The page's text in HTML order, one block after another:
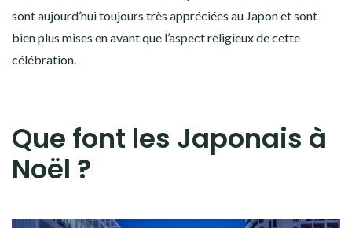
sont aujourd’hui toujours très appréciées au Japon et sont
bien plus mises en avant que l’aspect religieux de cette
célébration.
Que font les Japonais à
Noël ?